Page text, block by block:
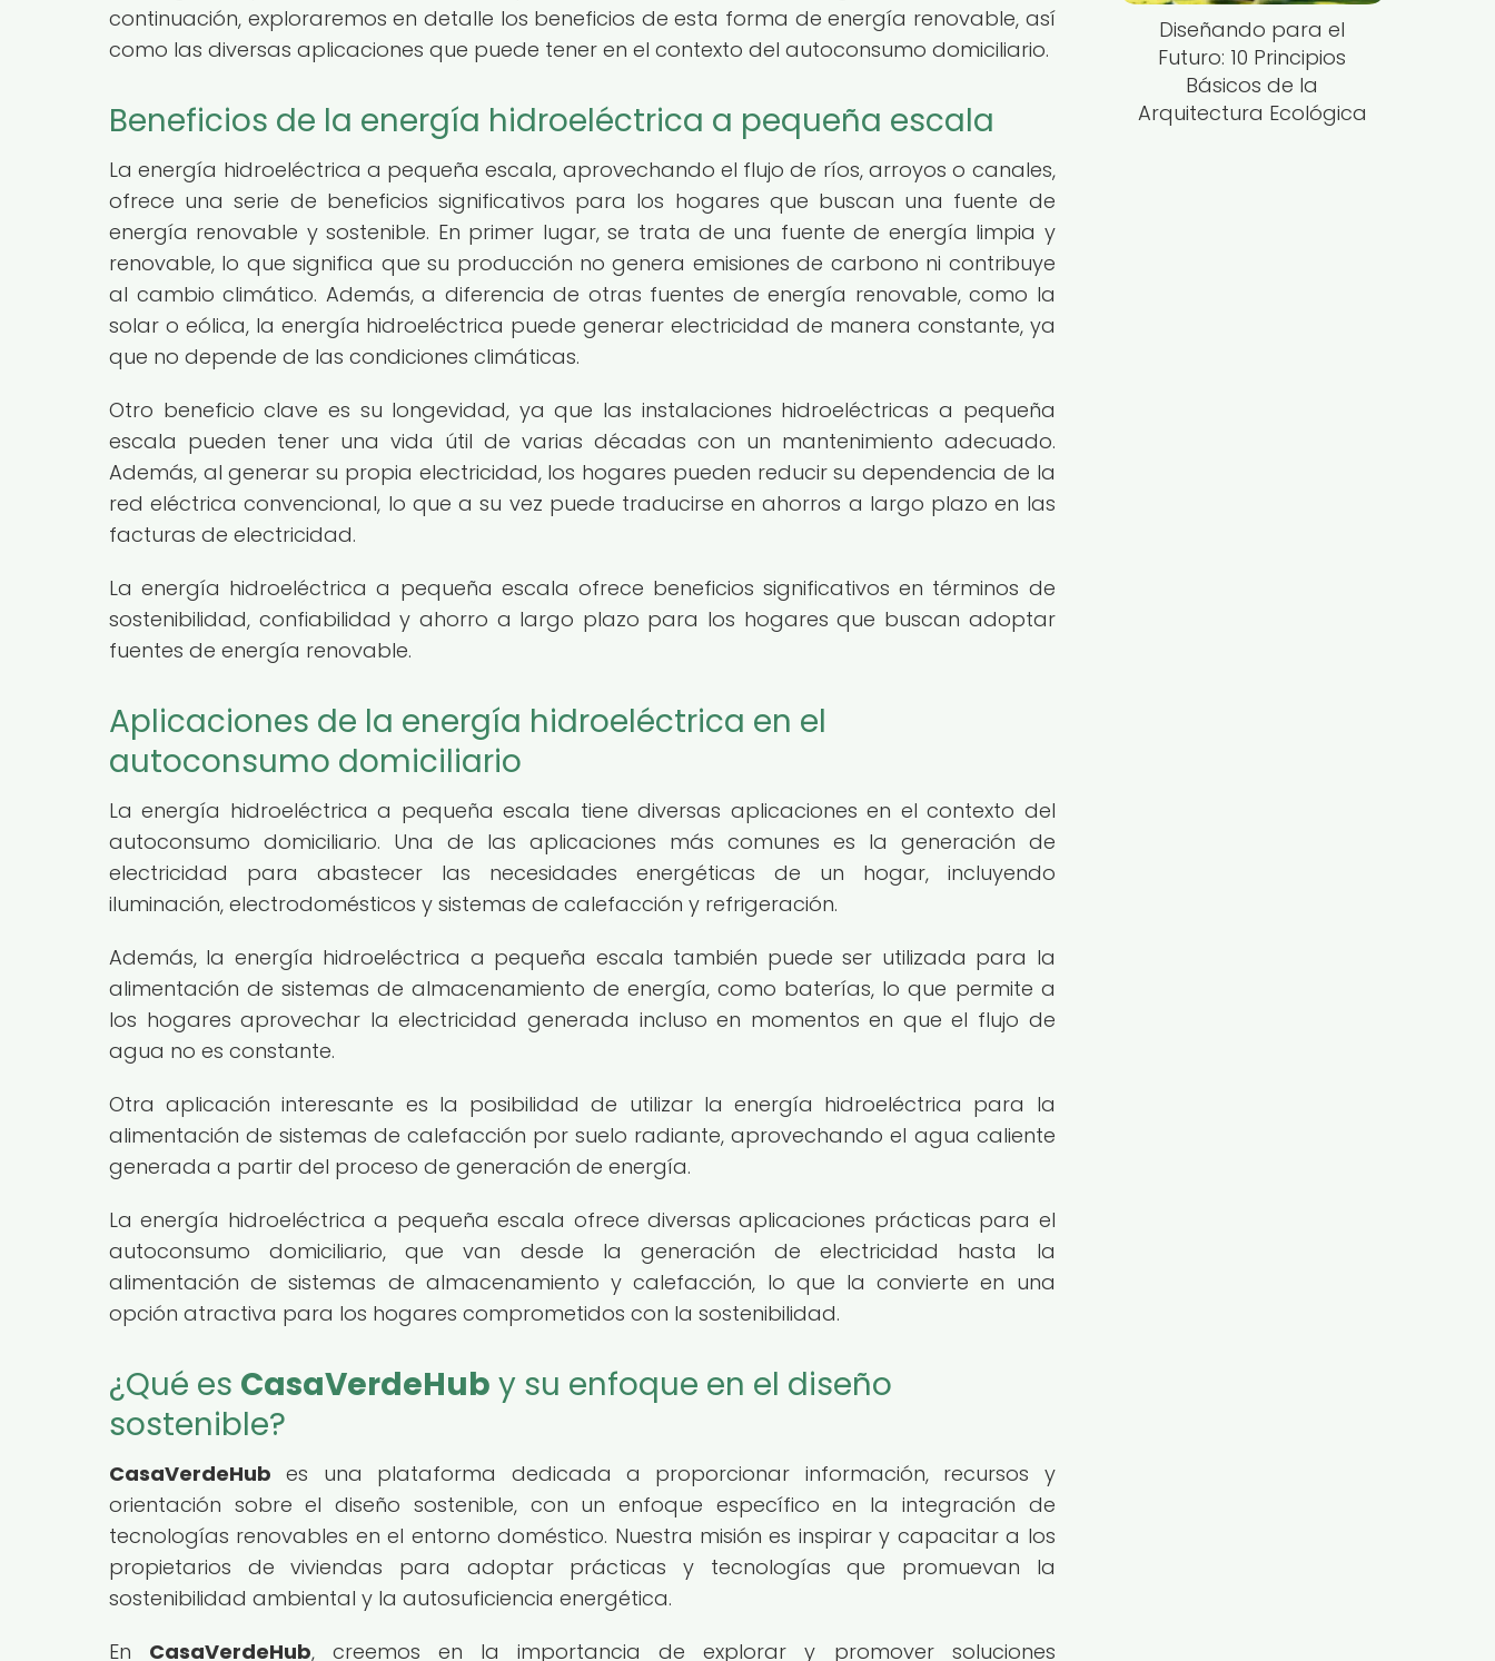
continuación, exploraremos en detalle los beneficios de esta forma de energía renovable, así
como las diversas aplicaciones que puede tener en el contexto del autoconsumo domiciliario.
Beneficios de la energía hidroeléctrica a pequeña escala
La energía hidroeléctrica a pequeña escala, aprovechando el flujo de ríos, arroyos o canales,
ofrece una serie de beneficios significativos para los hogares que buscan una fuente de
energía renovable y sostenible. En primer lugar, se trata de una fuente de energía limpia y
renovable, lo que significa que su producción no genera emisiones de carbono ni contribuye
al cambio climático. Además, a diferencia de otras fuentes de energía renovable, como la
solar o eólica, la energía hidroeléctrica puede generar electricidad de manera constante, ya
que no depende de las condiciones climáticas.
Otro beneficio clave es su longevidad, ya que las instalaciones hidroeléctricas a pequeña
escala pueden tener una vida útil de varias décadas con un mantenimiento adecuado.
Además, al generar su propia electricidad, los hogares pueden reducir su dependencia de la
red eléctrica convencional, lo que a su vez puede traducirse en ahorros a largo plazo en las
facturas de electricidad.
La energía hidroeléctrica a pequeña escala ofrece beneficios significativos en términos de
sostenibilidad, confiabilidad y ahorro a largo plazo para los hogares que buscan adoptar
fuentes de energía renovable.
Aplicaciones de la energía hidroeléctrica en el
autoconsumo domiciliario
La energía hidroeléctrica a pequeña escala tiene diversas aplicaciones en el contexto del
autoconsumo domiciliario. Una de las aplicaciones más comunes es la generación de
electricidad para abastecer las necesidades energéticas de un hogar, incluyendo
iluminación, electrodomésticos y sistemas de calefacción y refrigeración.
Además, la energía hidroeléctrica a pequeña escala también puede ser utilizada para la
alimentación de sistemas de almacenamiento de energía, como baterías, lo que permite a
los hogares aprovechar la electricidad generada incluso en momentos en que el flujo de
agua no es constante.
Otra aplicación interesante es la posibilidad de utilizar la energía hidroeléctrica para la
alimentación de sistemas de calefacción por suelo radiante, aprovechando el agua caliente
generada a partir del proceso de generación de energía.
La energía hidroeléctrica a pequeña escala ofrece diversas aplicaciones prácticas para el
autoconsumo domiciliario, que van desde la generación de electricidad hasta la
alimentación de sistemas de almacenamiento y calefacción, lo que la convierte en una
opción atractiva para los hogares comprometidos con la sostenibilidad.
¿Qué es CasaVerdeHub y su enfoque en el diseño
sostenible?
CasaVerdeHub es una plataforma dedicada a proporcionar información, recursos y
orientación sobre el diseño sostenible, con un enfoque específico en la integración de
tecnologías renovables en el entorno doméstico. Nuestra misión es inspirar y capacitar a los
propietarios de viviendas para adoptar prácticas y tecnologías que promuevan la
sostenibilidad ambiental y la autosuficiencia energética.
En CasaVerdeHub, creemos en la importancia de explorar y promover soluciones
Diseñando para el
Futuro: 10 Principios
Básicos de la
Arquitectura Ecológica